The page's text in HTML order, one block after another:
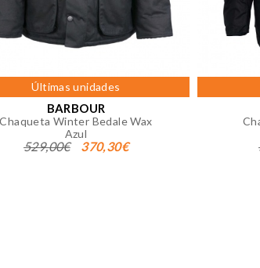
Últimas unidades
BARBOUR
Chaqueta Winter Bedale Wax
Azul
529,00€ 370,30€
al pie de la página. También puedes